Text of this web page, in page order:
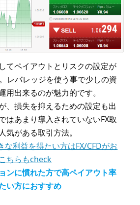
てペイアウトとリスクの設定が
レバレッジを使う事で少しの資
用出来るのが魅力的です。
、損失を抑えるための設定も出
はあまり導入されていないFX取
気がある取引方法。
利益を得たい方はFX/CFDがお
ちらもcheck
ンに慣れた方で高ペイアウト率
い方におすすめ